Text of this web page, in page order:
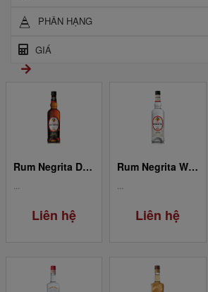
PHÂN HẠNG
GIÁ
Rum Negrita Dark Signature 0.7L
...
Liên hệ
Rum Negrita White Signature 0.7L
...
Liên hệ